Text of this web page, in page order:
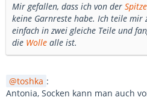
Mir gefallen, dass ich von der Spitze
keine Garnreste habe. Ich teile mir
einfach in zwei gleiche Teile und
die Wolle alle ist.
toshka :
Antonia, Socken kann man auch